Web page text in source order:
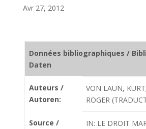
Avr 27, 2012
Données bibliographiques /
Daten
Auteurs /
Autoren:
VON LAUN,
ROGER
Source /
IN: LE DROIT